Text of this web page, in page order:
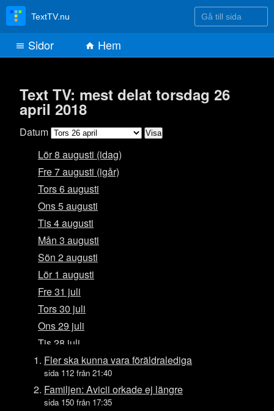
Text TV: mest delat torsdag 26
april 2018
Datum
Lör 8 augusti (idag)
Fre 7 augusti (igår)
Tors 6 augusti
Ons 5 augusti
Tis 4 augusti
Mån 3 augusti
Sön 2 augusti
Lör 1 augusti
Fre 31 juli
Tors 30 juli
Ons 29 juli
Tis 28 juli
Mån 27 juli
Sön 26 juli
Lör 25 juli
Fler ska kunna vara föräldralediga
sida 112 från 21:40
Familjen: Avicii orkade ej längre
sida 150 från 17:35
TextTV.nu Gå till sida
Sidor Hem